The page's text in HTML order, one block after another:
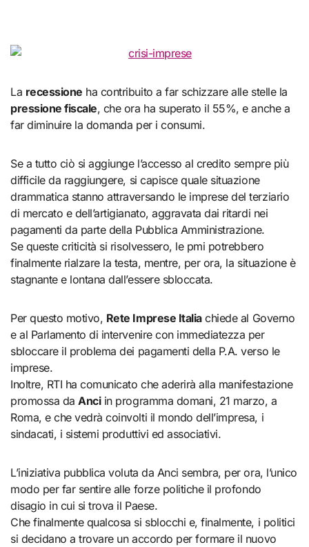
La recessione ha contribuito a far schizzare alle stelle la
pressione fiscale, che ora ha superato il 55%, e anche a
far diminuire la domanda per i consumi.
Se a tutto ciò si aggiunge l’accesso al credito sempre più
difficile da raggiungere, si capisce quale situazione
drammatica stanno attraversando le imprese del terziario
di mercato e dell’artigianato, aggravata dai ritardi nei
pagamenti da parte della Pubblica Amministrazione.
Se queste criticità si risolvessero, le pmi potrebbero
finalmente rialzare la testa, mentre, per ora, la situazione è
stagnante e lontana dall’essere sbloccata.
Per questo motivo, Rete Imprese Italiachiede al Governo
e al Parlamento di intervenire con immediatezza per
sbloccare il problema dei pagamenti della P.A. verso le
imprese.
Inoltre, RTI ha comunicato che aderirà alla manifestazione
promossa daAnciin programma domani, 21 marzo, a
Roma, e che vedrà coinvolti il mondo dell’impresa, i
sindacati, i sistemi produttivi ed associativi.
L’iniziativa pubblica voluta da Anci sembra, per ora, l’unico
modo per far sentire alle forze politiche il profondo
disagio in cui si trova il Paese.
Che finalmente qualcosa si sblocchi e, finalmente, i politici
si decidano a trovare un accordo per formare il nuovo